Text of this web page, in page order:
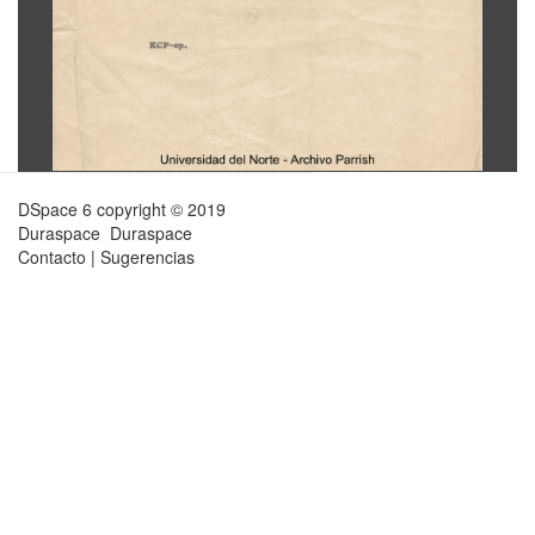
DSpace 6 copyright © 2019
Duraspace Duraspace
Contacto | Sugerencias